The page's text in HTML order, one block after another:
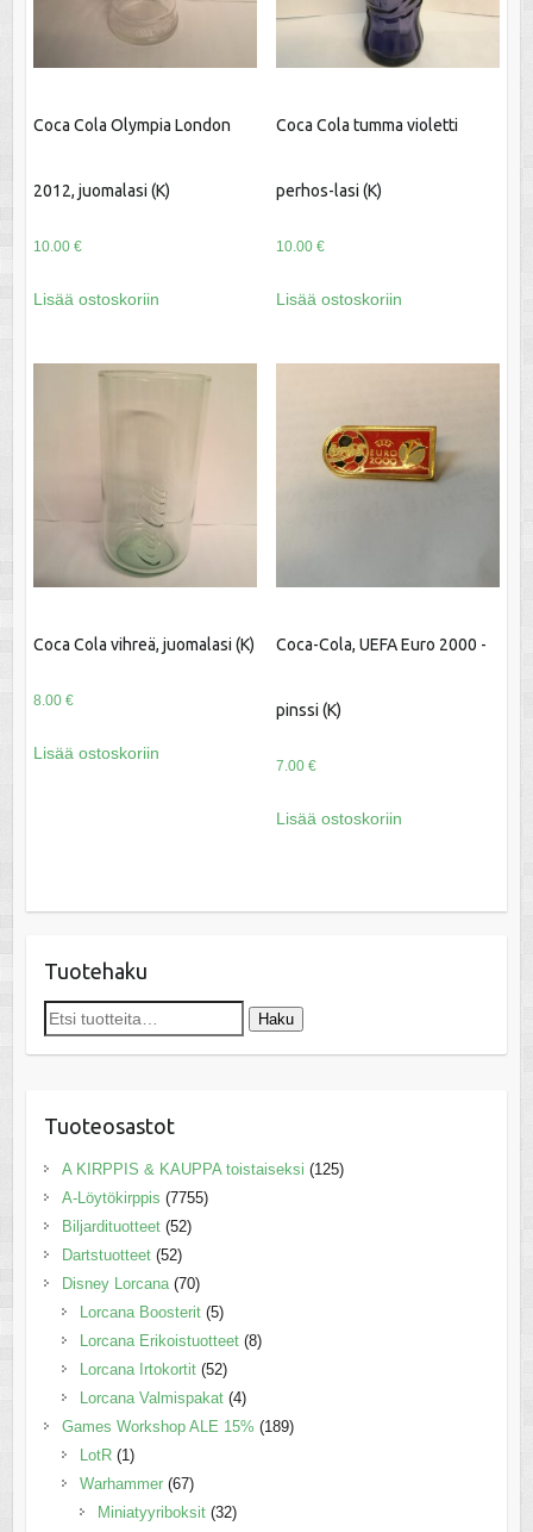
Coca Cola Olympia London
2012, juomalasi (K)
10.00 €
Lisää ostoskoriin
Coca Cola tumma violetti
perhos-lasi (K)
10.00 €
Lisää ostoskoriin
Coca Cola vihreä, juomalasi (K)
8.00 €
Lisää ostoskoriin
Coca-Cola, UEFA Euro 2000 -
pinssi (K)
7.00 €
Lisää ostoskoriin
Tuotehaku
Etsi: Haku
Tuoteosastot
A KIRPPIS & KAUPPA toistaiseksi (125)
A-Löytökirppis (7755)
Biljardituotteet (52)
Dartstuotteet (52)
Disney Lorcana (70)
Lorcana Boosterit (5)
Lorcana Erikoistuotteet (8)
Lorcana Irtokortit (52)
Lorcana Valmispakat (4)
Games Workshop ALE 15% (189)
LotR (1)
Warhammer (67)
Miniatyyriboksit (32)